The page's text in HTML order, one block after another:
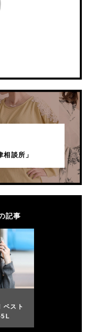
談所」
記事
ベスト
5L